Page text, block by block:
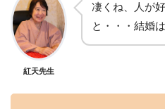
紅天先生
凄くね、人が
と・・・結婚